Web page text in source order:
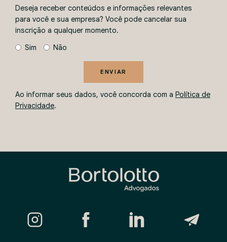
Deseja receber conteúdos e informações relevantes
para você e sua empresa? Você pode cancelar sua
inscrição a qualquer momento.
Sim
Não
ENVIAR
Ao informar seus dados, você concorda com a Política de
Privacidade.